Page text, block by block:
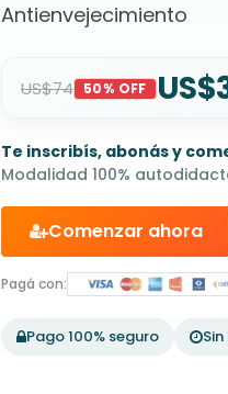
Antienvejecimiento
US$74 50% OFF
Te inscribís, abonás y
Modalidad 100%
Comenzar ahora
Pagá con:
Pago 100% seguro